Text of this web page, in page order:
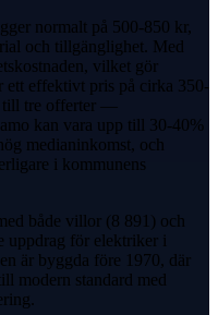
normalt på 500-850 kr,
och tillgänglighet. Med
vilket gör
ett effektivt pris på cirka 350-
till tre offerter —
kan vara upp till 30-40%
medianinkomst, och
i kommunens
både villor (8 891) och
uppdrag för elektriker i
är byggda före 1970, där
modern standard med